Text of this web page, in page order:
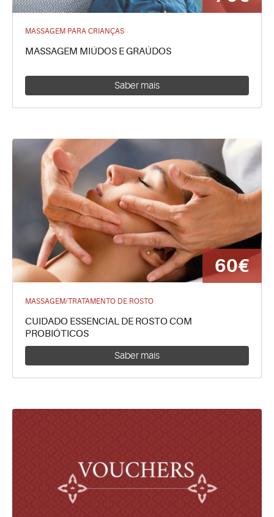
MASSAGEM PARA CRIANÇAS
MASSAGEM MIÚDOS E GRAÚDOS
Saber mais
60€
MASSAGEM/TRATAMENTO DE ROSTO
CUIDADO ESSENCIAL DE ROSTO COM
PROBIÓTICOS
Saber mais